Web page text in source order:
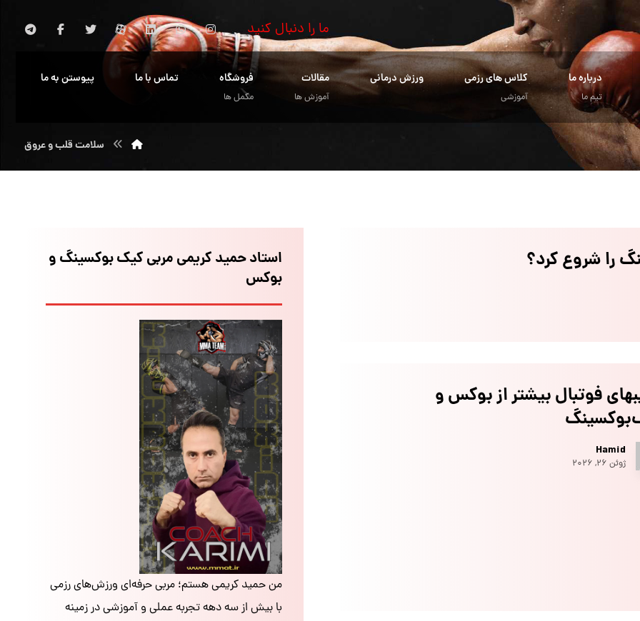
ما را دنبال کنید
درباره ما
تیم ما
کلاس های رزمی
آموزشی
ورزش درمانی مقالات
آموزش ها
فروشگاه
مکمل ها
تماس با ما پیوستن به ما
سلامت قلب و عروق
را شروع کرد؟
فوتبال بیشتر از بوکس و
Hamid
ژوئن ۲۶, ۲۰۲۶
استاد حمید کریمی مربی کیک بوکسینگ و
بوکس
من حمید کریمی هستم؛ مربی حرفه‌ای ورزش‌های رزمی
با بیش از سه دهه تجربه عملی و آموزشی در زمینه